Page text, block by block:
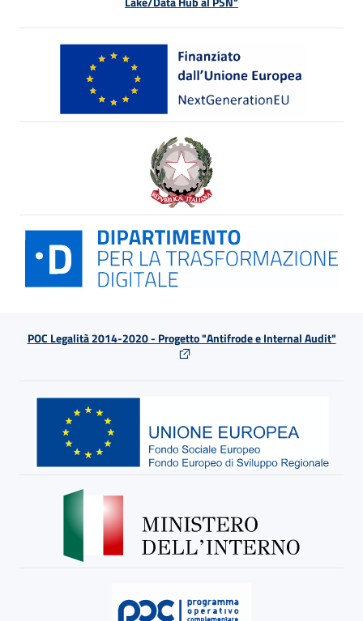
POC Legalità 2014-2020 - Progetto "Antifrode e Internal Audit"